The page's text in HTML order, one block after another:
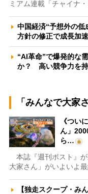
ミアム連載「チャイナ
中国経済“予想外の
方針の修正で成長加
“AI革命”で爆発的な
か？ 高い競争力を
「みんなで大家
《つい
ん」
ら…
本誌『週刊ポスト』
大家さん」がいよいよ
【独走スクープ・み